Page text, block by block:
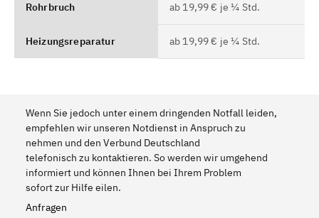
Rohrbruch ab 19,99 € je ¼ Std.
Heizungsreparatur ab 19,99 € je ¼ Std.
Wenn Sie jedoch unter einem dringenden Notfall leiden,
empfehlen wir unseren Notdienst in Anspruch zu
nehmen und den Verbund Deutschland
telefonisch zu kontaktieren. So werden wir umgehend
informiert und können Ihnen bei Ihrem Problem
sofort zur Hilfe eilen.
Anfragen